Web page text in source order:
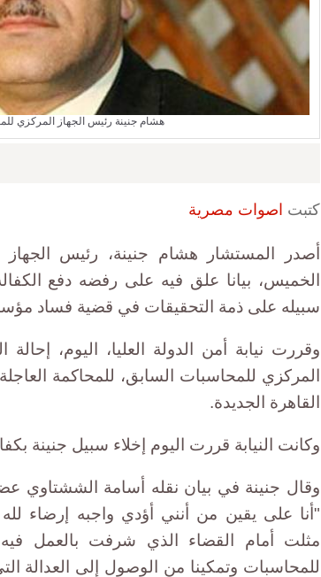
هشام جنينة رئيس الجهاز المركزي
كتبت اصوات مصرية
أصدر المستشار هشام جنينة، رئيس الجهاز
الخميس، بيانا علق فيه على رفضه دفع
سبيله على ذمة التحقيقات في قضية فساد
وقررت نيابة أمن الدولة العليا، اليوم،
المركزي للمحاسبات السابق، للمحاكمة
القاهرة الجديدة.
وكانت النيابة قررت اليوم إخلاء سبيل جنينة بكفالة 10 آلاف جنيه، لكنه رفض
وقال جنينة في بيان نقله أسامة الششتاوي
"أنا على يقين من أنني أؤدي واجبه إرضاء لله
مثلت أمام القضاء الذي شرفت بالعمل
للمحاسبات وتمكينا من الوصول إلى العدالة